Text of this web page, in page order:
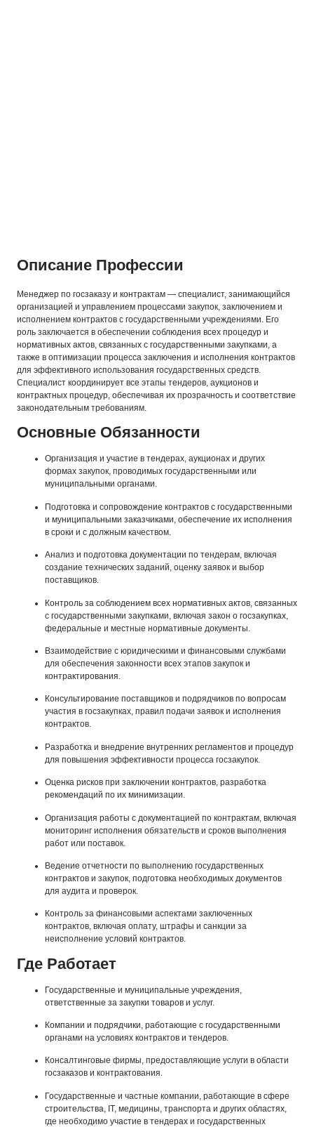
Описание Профессии
Менеджер по госзаказу и контрактам — специалист, занимающийся
организацией и управлением процессами закупок, заключением и
исполнением контрактов с государственными учреждениями. Его
роль заключается в обеспечении соблюдения всех процедур и
нормативных актов, связанных с государственными закупками, а
также в оптимизации процесса заключения и исполнения контрактов
для эффективного использования государственных средств.
Специалист координирует все этапы тендеров, аукционов и
контрактных процедур, обеспечивая их прозрачность и соответствие
законодательным требованиям.
Основные Обязанности
Организация и участие в тендерах, аукционах и других
формах закупок, проводимых государственными или
муниципальными органами.
Подготовка и сопровождение контрактов с государственными
и муниципальными заказчиками, обеспечение их исполнения
в сроки и с должным качеством.
Анализ и подготовка документации по тендерам, включая
создание технических заданий, оценку заявок и выбор
поставщиков.
Контроль за соблюдением всех нормативных актов, связанных
с государственными закупками, включая закон о госзакупках,
федеральные и местные нормативные документы.
Взаимодействие с юридическими и финансовыми службами
для обеспечения законности всех этапов закупок и
контрактирования.
Консультирование поставщиков и подрядчиков по вопросам
участия в госзакупках, правил подачи заявок и исполнения
контрактов.
Разработка и внедрение внутренних регламентов и процедур
для повышения эффективности процесса госзакупок.
Оценка рисков при заключении контрактов, разработка
рекомендаций по их минимизации.
Организация работы с документацией по контрактам, включая
мониторинг исполнения обязательств и сроков выполнения
работ или поставок.
Ведение отчетности по выполнению государственных
контрактов и закупок, подготовка необходимых документов
для аудита и проверок.
Контроль за финансовыми аспектами заключенных
контрактов, включая оплату, штрафы и санкции за
неисполнение условий контрактов.
Где Работает
Государственные и муниципальные учреждения,
ответственные за закупки товаров и услуг.
Компании и подрядчики, работающие с государственными
органами на условиях контрактов и тендеров.
Консалтинговые фирмы, предоставляющие услуги в области
госзаказов и контрактования.
Государственные и частные компании, работающие в сфере
строительства, IT, медицины, транспорта и других областях,
где необходимо участие в тендерах и государственных